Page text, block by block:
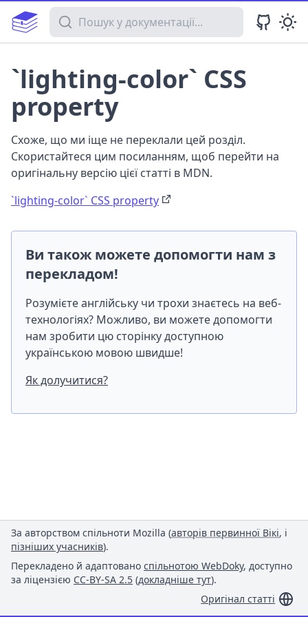
Пошук у документації
`lighting-color` CSS
property
Схоже, що ми іще не переклали цей розділ.
Скористайтеся цим посиланням, щоб перейти на
оригінальну версію цієї статті в MDN.
`lighting-color` CSS property
Ви також можете допомогти нам з
перекладом!
Розумієте англійську чи трохи знаєтесь на веб-
технологіях? Можливо, ви можете допомогти
нам зробити цю сторінку доступною
українською мовою швидше!
Як долучитися?
За авторством спільноти Mozilla (авторів первинної Вікі, і
пізніших учасників).
Перекладено й адаптовано спільнотою WebDoky, доступно
за ліцензією CC-BY-SA 2.5 (докладніше тут).
Оригінал статті